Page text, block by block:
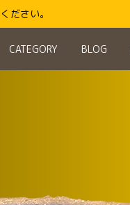
ださい。
CATEGORY BLOG